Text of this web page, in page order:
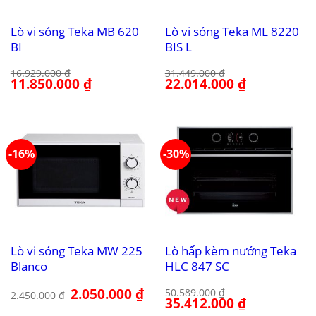
Lò vi sóng Teka MB 620
BI
16.929.000₫
Giá
gốc
11.850.000₫Giá
hiện
Lò vi sóng Teka ML 8220
BIS L
31.449.000₫
Giá
gốc
22.014.000₫Giá
hiện
-16%
Lò vi sóng Teka MW 225
Blanco
2.450.000₫ Giá
gốc
2.050.000₫Giá
hiện
-30%
Lò hấp kèm nướng Teka
HLC 847 SC
50.589.000₫
Giá
gốc
35.412.000₫Giá
hiện